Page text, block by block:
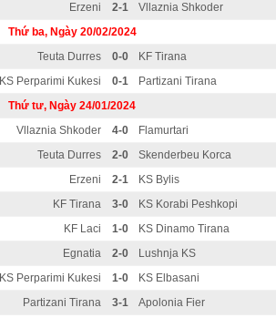
Erzeni 2-1
Vllaznia Shkoder
Thứ ba, Ngày 20/02/2024
Teuta Durres 0-0
KF Tirana
KS Perparimi Kukesi 0-1
Partizani Tirana
Thứ tư, Ngày 24/01/2024
Vllaznia Shkoder 4-0
Flamurtari
Teuta Durres 2-0
Skenderbeu Korca
Erzeni 2-1
KS Bylis
KF Tirana 3-0
KS Korabi Peshkopi
KF Laci 1-0
KS Dinamo Tirana
Egnatia 2-0
Lushnja KS
KS Perparimi Kukesi 1-0
KS Elbasani
Partizani Tirana 3-1
Apolonia Fier